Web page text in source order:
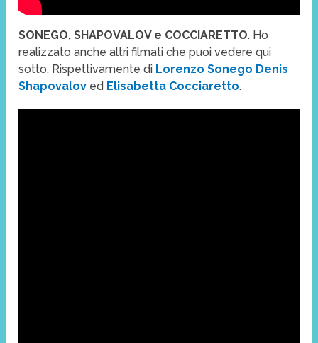
SONEGO, SHAPOVALOV e COCCIARETTO. Ho
realizzato anche altri filmati che puoi vedere qui
sotto. Rispettivamente di Lorenzo Sonego Denis
Shapovalov ed Elisabetta Cocciaretto.